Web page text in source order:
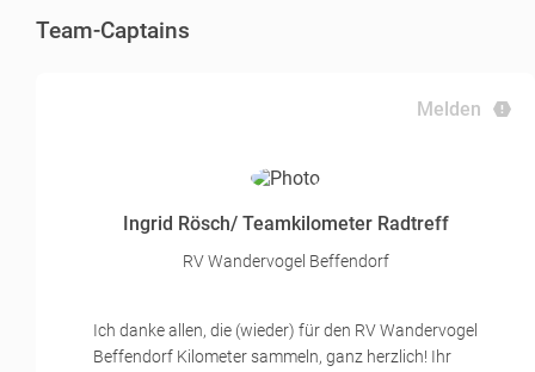
Team-Captains
Melden
Ingrid Rösch/ Teamkilometer Radtreff
RV Wandervogel Beffendorf
Ich danke allen, die (wieder) für den RV Wandervogel
Beffendorf Kilometer sammeln, ganz herzlich! Ihr